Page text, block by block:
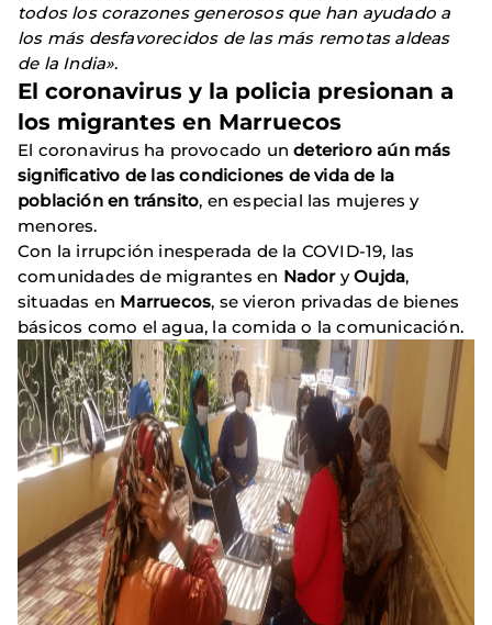
todos los corazones generosos que han ayudado a
los más desfavorecidos de las más remotas aldeas
de la India».
El coronavirus y la policia presionan a
los migrantes en Marruecos
El coronavirus ha provocado undeterioro aún más
significativo de las condiciones de vida de la
población en tránsito, en especial las mujeres y
menores.
Con la irrupción inesperada de la COVID-19, las
comunidades de migrantes en Nador yOujda,
situadas en Marruecos, se vieron privadas de bienes
básicos como el agua, la comida o la comunicación.